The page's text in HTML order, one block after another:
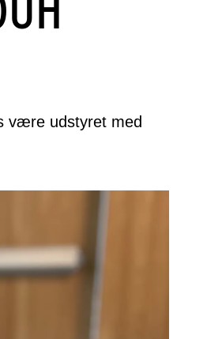
være udstyret med